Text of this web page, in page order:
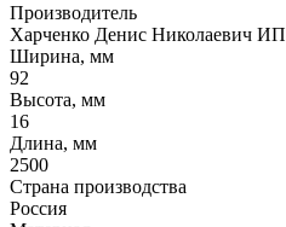
Производитель
Харченко Денис Николаевич ИП
Ширина, мм
92
Высота, мм
16
Длина, мм
2500
Страна производства
Россия